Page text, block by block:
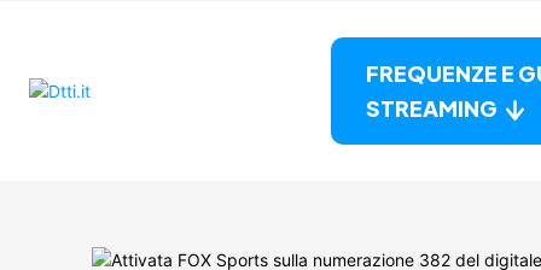
FREQUENZE E
STREAMING